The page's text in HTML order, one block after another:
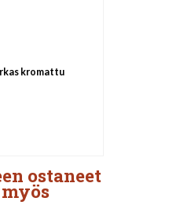
kromattu
ostaneet